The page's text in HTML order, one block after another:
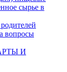
сырье в
вопросы
И